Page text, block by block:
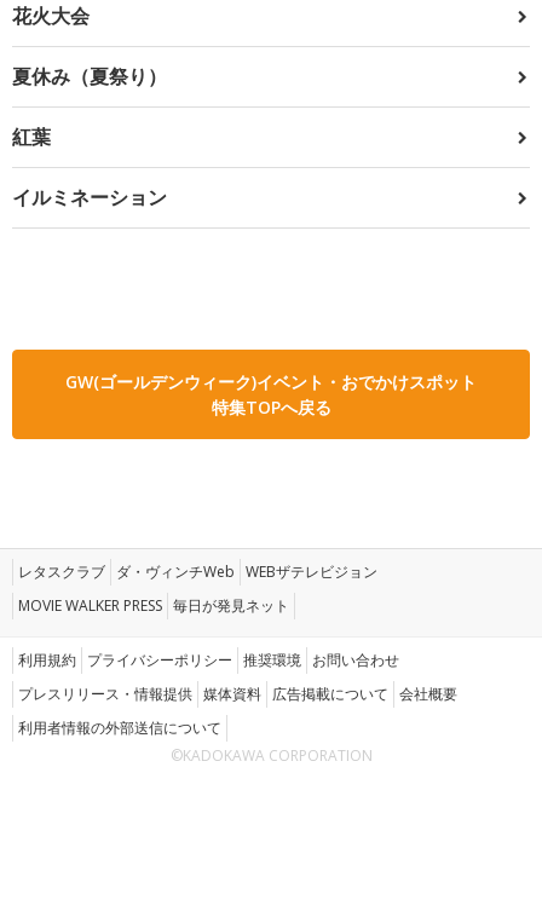
花火大会
夏休み（夏祭り）
紅葉
イルミネーション
GW(ゴールデンウィーク)イベント・おでかけスポット
特集TOPへ戻る
レタスクラブ ダ・ヴィンチWeb WEBザテレビジョン
MOVIE WALKER PRESS 毎日が発見ネット
利用規約 プライバシーポリシー 推奨環境 お問い合わせ
プレスリリース・情報提供 媒体資料 広告掲載について 会社概要
利用者情報の外部送信について
©KADOKAWA CORPORATION